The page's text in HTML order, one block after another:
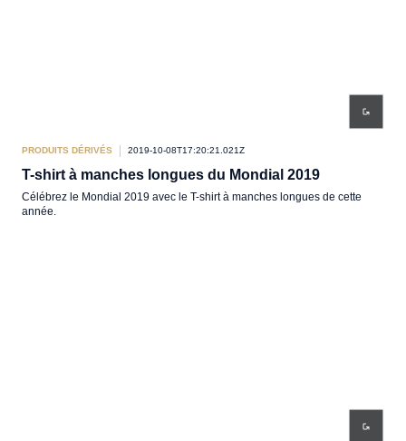
PRODUITS DÉRIVÉS 2019-10-08T17:20:21.021Z
T-shirt à manches longues du Mondial 2019
Célébrez le Mondial 2019 avec le T-shirt à manches longues de cette
année.